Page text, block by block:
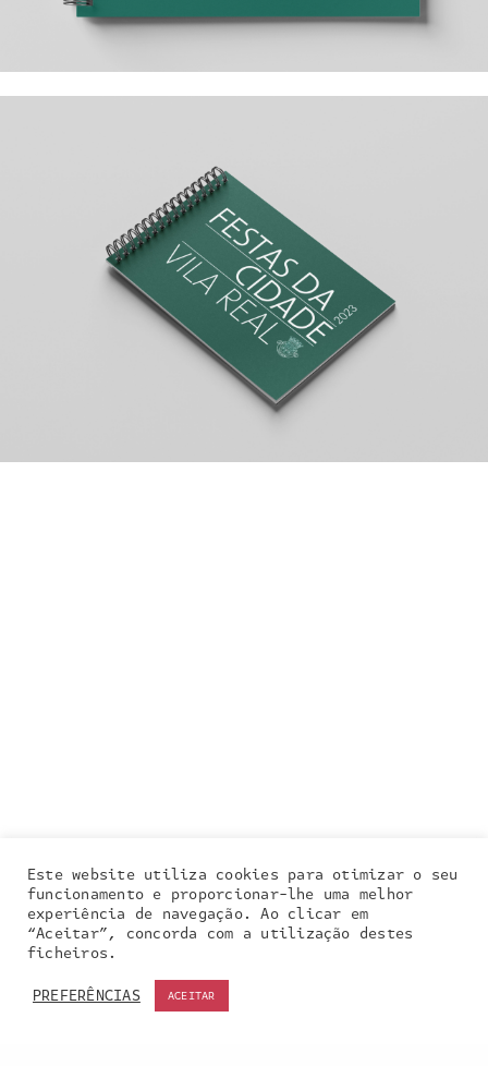
Este website utiliza cookies para otimizar o seu
funcionamento e proporcionar-lhe uma melhor
experiência de navegação. Ao clicar em
“Aceitar”, concorda com a utilização destes
ficheiros.
PREFERÊNCIAS
ACEITAR
Our site uses cookies. Learn more about our use of
cookies:cookie policy
ACCEPT